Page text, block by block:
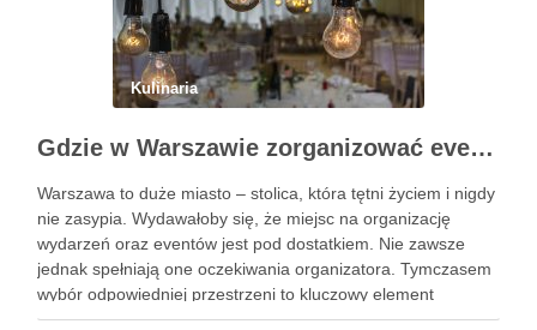
Kulinaria
Gdzie w Warszawie zorganizować event?
Warszawa to duże miasto – stolica, która tętni życiem i nigdy
nie zasypia. Wydawałoby się, że miejsc na organizację
wydarzeń oraz eventów jest pod dostatkiem. Nie zawsze
jednak spełniają one oczekiwania organizatora. Tymczasem
wybór odpowiedniej przestrzeni to kluczowy element
organizacji każdego wydarzenia. Podpowiadamy zatem,